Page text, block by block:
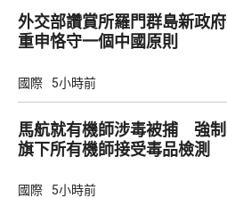
外交部讚賞所羅門群島新政府
重申恪守一個中國原則
國際 5小時前
馬航就有機師涉毒被捕 強制
旗下所有機師接受毒品檢測
國際 5小時前